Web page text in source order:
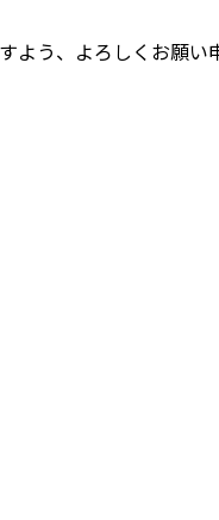
う、よろしくお願い